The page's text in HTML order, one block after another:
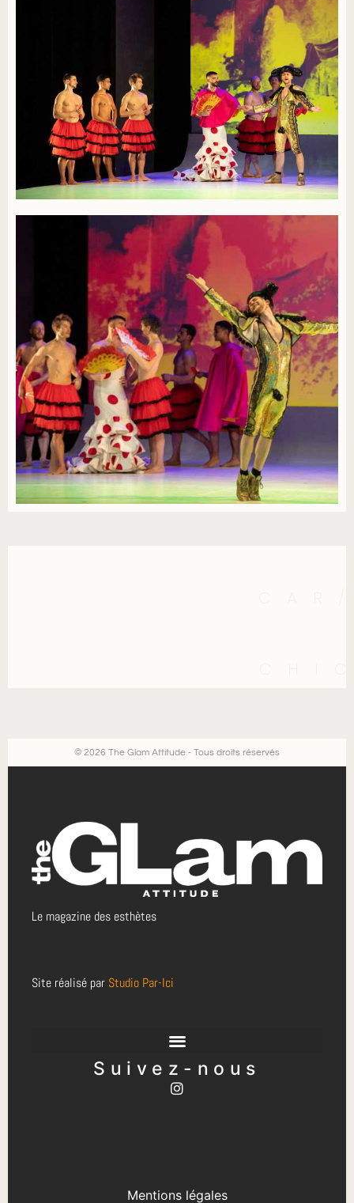
© 2026 The Glam Attitude - Tous droits réservés
Le magazine des esthètes
Site réalisé par Studio Par-Ici
Suivez-nous
Mentions légales